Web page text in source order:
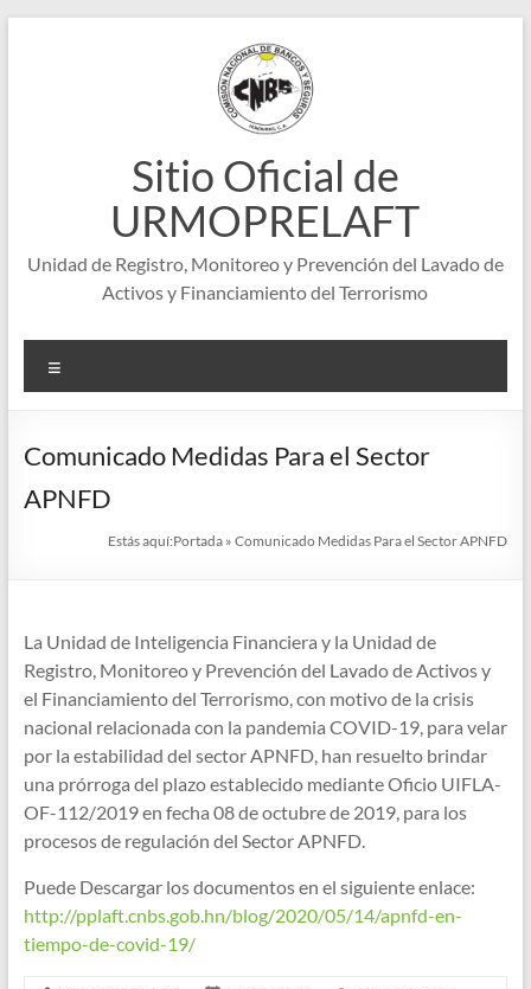
Sitio Oficial de
URMOPRELAFT
Unidad de Registro, Monitoreo y Prevención del Lavado de
Activos y Financiamiento del Terrorismo
Comunicado Medidas Para el Sector
APNFD
Estás aquí:Portada »Comunicado Medidas Para el Sector APNFD
La Unidad de Inteligencia Financiera y la Unidad de
Registro, Monitoreo y Prevención del Lavado de Activos y
el Financiamiento del Terrorismo, con motivo de la crisis
nacional relacionada con la pandemia COVID-19, para velar
por la estabilidad del sector APNFD, han resuelto brindar
una prórroga del plazo establecido mediante Oficio UIFLA-
OF-112/2019 en fecha 08 de octubre de 2019, para los
procesos de regulación del Sector APNFD.
Puede Descargar los documentos en el siguiente enlace:
http://pplaft.cnbs.gob.hn/blog/2020/05/14/apnfd-en-
tiempo-de-covid-19/